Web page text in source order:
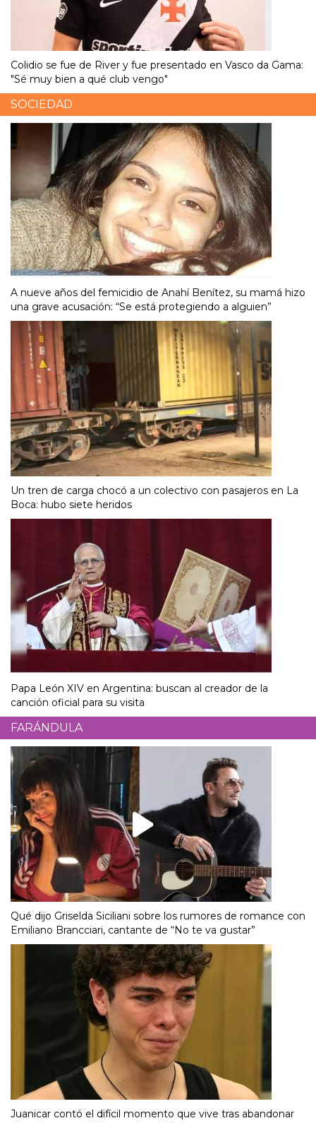
Colidio se fue de River y fue presentado en Vasco da Gama:
"Sé muy bien a qué club vengo"
SOCIEDAD
A nueve años del femicidio de Anahí Benítez, su mamá hizo
una grave acusación: “Se está protegiendo a alguien”
Un tren de carga chocó a un colectivo con pasajeros en La
Boca: hubo siete heridos
Papa León XIV en Argentina: buscan al creador de la
canción oficial para su visita
FARÁNDULA
Qué dijo Griselda Siciliani sobre los rumores de romance con
Emiliano Brancciari, cantante de “No te va gustar”
Juanicar contó el difícil momento que vive tras abandonar